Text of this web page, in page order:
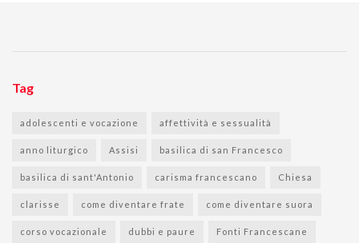
Tag
adolescenti e vocazione affettività e sessualità
anno liturgico Assisi basilica di san Francesco
basilica di sant'Antonio carisma francescano Chiesa
clarisse come diventare frate come diventare suora
corso vocazionale dubbi e paure Fonti Francescane